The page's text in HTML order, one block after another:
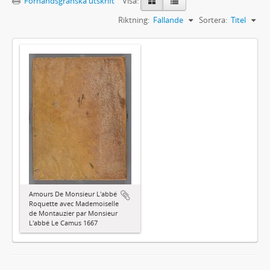
Sortera: Titel
Riktning: Fallande
Amours De Monsieur L'abbé
Roquette avec Mademoiselle
de Montauzier par Monsieur
L'abbé Le Camus 1667